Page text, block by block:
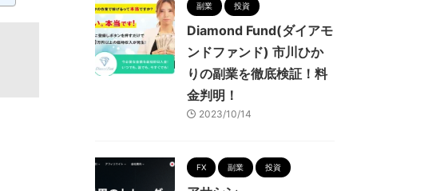
副業 投資
Diamond Fund(ダイアモ
ンドファンド) 市川ひか
りの副業を徹底検証！料
金判明！
2023/10/14
FX 副業 投資